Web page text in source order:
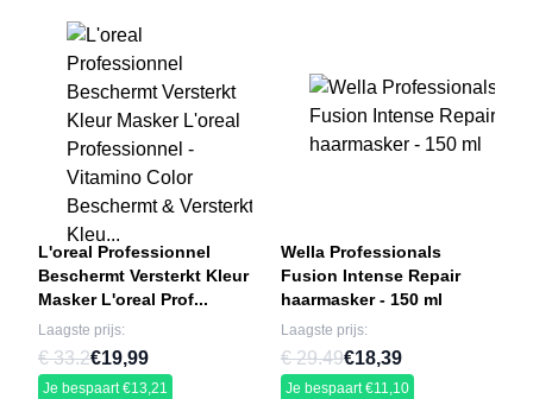
L'oreal Professionnel
Beschermt Versterkt Kleur
Masker L'oreal Prof...
Laagste prijs:
€ 33.2€19,99
Je bespaart €13,21
Wella Professionals
Fusion Intense Repair
haarmasker - 150 ml
Laagste prijs:
€ 29.49€18,39
Je bespaart €11,10